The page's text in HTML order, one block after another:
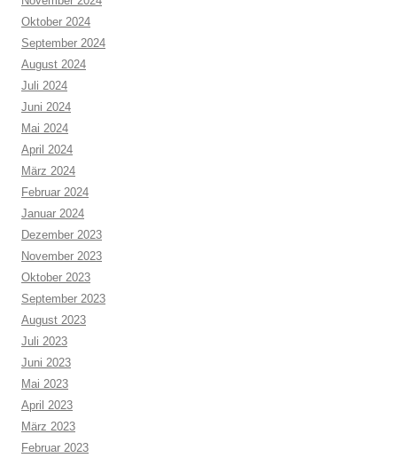
Oktober 2024
September 2024
August 2024
Juli 2024
Juni 2024
Mai 2024
April 2024
März 2024
Februar 2024
Januar 2024
Dezember 2023
November 2023
Oktober 2023
September 2023
August 2023
Juli 2023
Juni 2023
Mai 2023
April 2023
März 2023
Februar 2023